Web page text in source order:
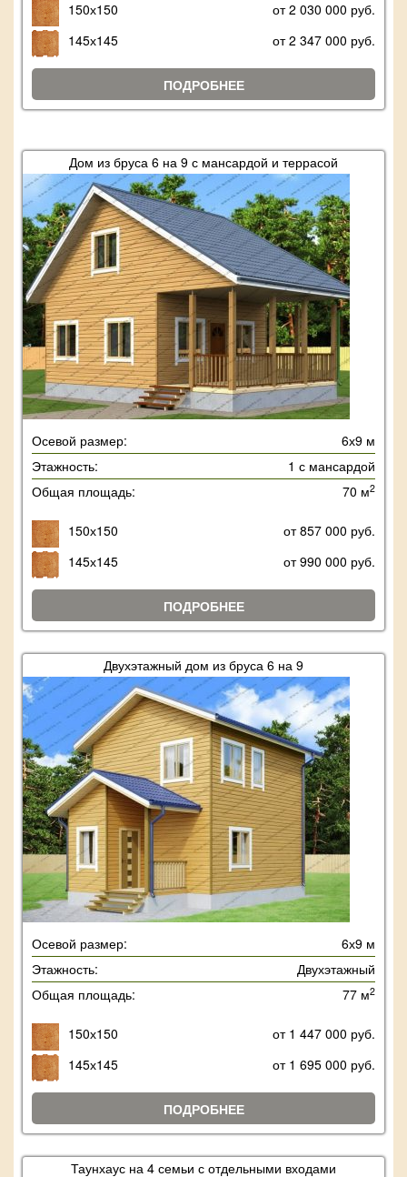
150х150
от 2 030 000 руб.
145х145
от 2 347 000 руб.
ПОДРОБНЕЕ
Дом из бруса 6 на 9 с мансардой и террасой
Осевой размер:
6х9 м
Этажность:
1 с мансардой
Общая площадь:
70 м2
150х150
от 857 000 руб.
145х145
от 990 000 руб.
ПОДРОБНЕЕ
Двухэтажный дом из бруса 6 на 9
Осевой размер:
6х9 м
Этажность:
Двухэтажный
Общая площадь:
77 м2
150х150
от 1 447 000 руб.
145х145
от 1 695 000 руб.
ПОДРОБНЕЕ
Таунхаус на 4 семьи с отдельными входами